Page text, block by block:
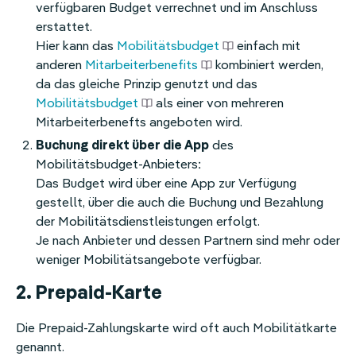
verfügbaren Budget verrechnet und im Anschluss
erstattet.
Hier kann das Mobilitätsbudget
einfach mit
anderen Mitarbeiterbenefits
kombiniert werden,
da das gleiche Prinzip genutzt und das
Mobilitätsbudget
als einer von mehreren
Mitarbeiterbenefts angeboten wird.
Buchung direkt über die App des
Mobilitätsbudget-Anbieters:
Das Budget wird über eine App zur Verfügung
gestellt, über die auch die Buchung und Bezahlung
der Mobilitätsdienstleistungen erfolgt.
Je nach Anbieter und dessen Partnern sind mehr oder
weniger Mobilitätsangebote verfügbar.
2. Prepaid-Karte
Die Prepaid-Zahlungskarte wird oft auch Mobilitätkarte
genannt.